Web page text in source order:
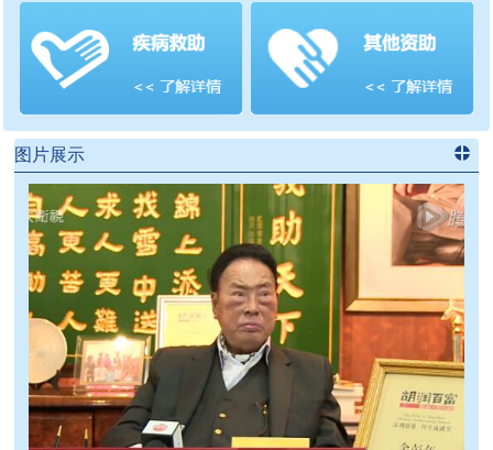
>>
图片展示
建信息
频道